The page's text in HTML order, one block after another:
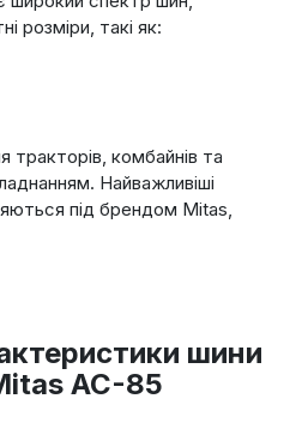
розміри, такі як:
тракторів, комбайнів та
Найважливіші
під брендом Mitas,
шини
AC-85